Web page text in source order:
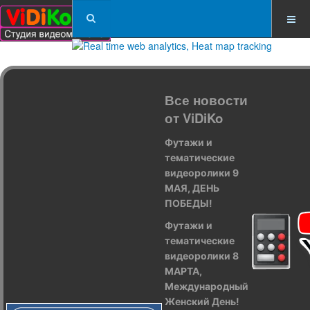
Все новости
от ViDiKo
Футажи и
тематические
видеоролики 9
МАЯ, ДЕНЬ
ПОБЕДЫ!
Футажи и
тематические
видеоролики 8
МАРТА,
Международный
Женский День!